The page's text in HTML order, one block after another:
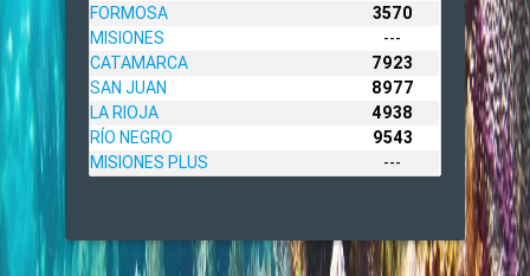
FORMOSA
3570
MISIONES
---
CATAMARCA
7923
SAN JUAN
8977
LA RIOJA
4938
RÍO NEGRO
9543
MISIONES PLUS
---